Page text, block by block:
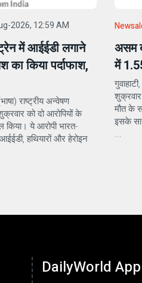
2026, 12:59 AM
में आईईडी लगाने
का किया पर्दाफाश,
राष्ट्रीय अन्वेषण
को दो आरोपियों के
ये आरोपी भारत-
हथियारों और हेरोइन
असम
में
मौत के
इसके
...
DailyWorld